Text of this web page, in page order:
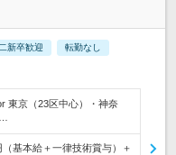
新卒歓迎 転勤なし
東京（23区中心）・神奈
基本給＋一律技術賞与）＋